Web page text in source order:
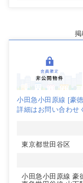
小田急小田原線 [豪
詳細はお問い合わせ
東京都世田谷区
小田急小田原線 豪